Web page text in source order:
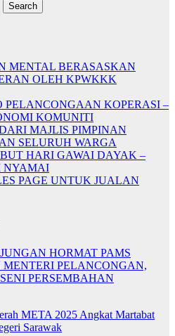
Search
MENTAL BERASASKAN
OLEH KPWKKK
PELANCONGAAN KOPERASI –
KOMUNITI
MAJLIS PIMPINAN
SELURUH WARGA
HARI GAWAI DAYAK –
NYAMAI
PAGE UNTUK JUALAN
HORMAT PAMS
PELANCONGAN,
PERSEMBAHAN
META 2025 Angkat Martabat
Sarawak